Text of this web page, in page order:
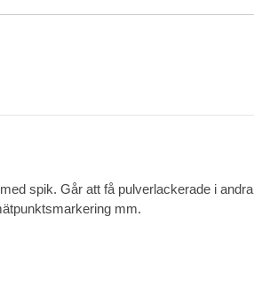
spik. Går att få pulverlackerade i andra
mm.